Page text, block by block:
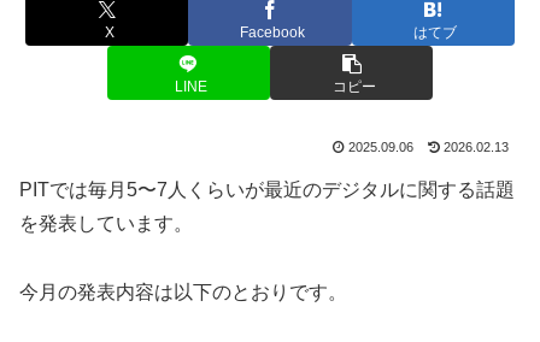
X Facebook はてブ
LINE コピー
2025.09.06 2026.02.13
PITでは毎月5〜7人くらいが最近のデジタルに関する話題
を発表しています。
今月の発表内容は以下のとおりです。